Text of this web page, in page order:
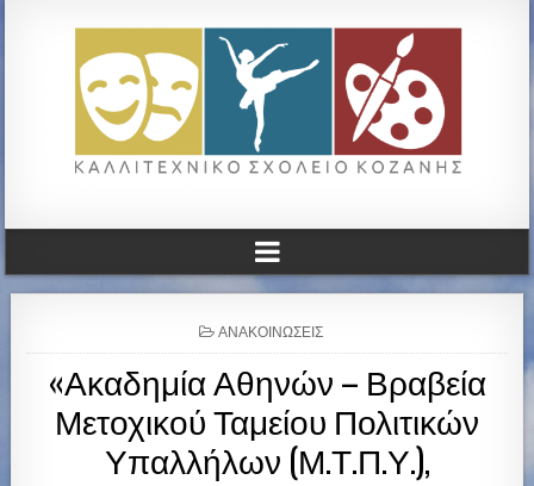
ΚΑΛΛΙΤΕΧΝΙΚΟ ΓΥΜΝΑΣΙΟ
ΚΟΖΑΝΗΣ
P
O
S
T
E
D
N
ΑΝΑΚΟΙΝΏΣΕΙΣ
«Ακαδημία Αθηνών – Βραβεία
Μετοχικού Ταμείου Πολιτικών
Υπαλλήλων (Μ.Τ.Π.Υ.),